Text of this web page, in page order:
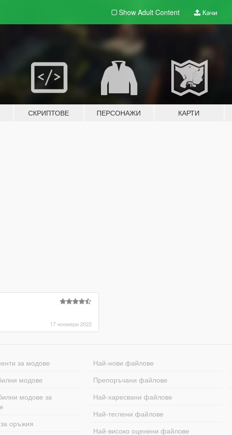
Show Adult Content Качи
СКРИПТОВЕ ПЕРСОНАЖИ КАРТИ
17 ноември 2022
за модове
модове
модове за
оръжия
Най-нови файлове
Препоръчани файлове
Най-харесвани файлове
Най-теглени файлове
Най-високо оценени файлове